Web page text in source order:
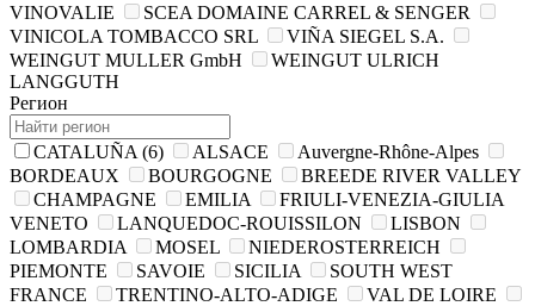
VINOVALIE
SCEA DOMAINE CARREL & SENGER
VINICOLA TOMBACCO SRL
VIÑA SIEGEL S.A.
WEINGUT MULLER GmbH
WEINGUT ULRICH
LANGGUTH
Регион
CATALUÑA (6) ALSACE
Auvergne-Rhône-Alpes
BORDEAUX
BOURGOGNE
BREEDE RIVER VALLEY
CHAMPAGNE
EMILIA
FRIULI-VENEZIA-GIULIA
VENETO
LANQUEDOC-ROUISSILON
LISBON
LOMBARDIA
MOSEL
NIEDEROSTERREICH
PIEMONTE
SAVOIE SICILIA
SOUTH WEST
FRANCE
TRENTINO-ALTO-ADIGE
VAL DE LOIRE